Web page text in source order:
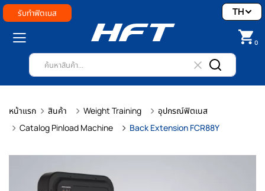
รับทำฟิตเนส
0
TH
หน้าแรก สินค้า Weight Training
อุปกรณ์ฟิตเนส
Catalog Pinload Machine
Back Extension FCR88Y